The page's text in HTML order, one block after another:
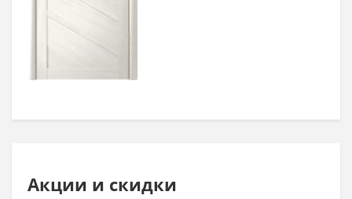
Акции и скидки